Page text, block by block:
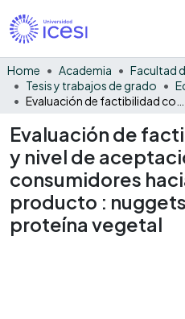
Home Academia
Tesis y trabajos de grado
Evaluación de
y nivel de
consumidores
producto :
proteína vegetal